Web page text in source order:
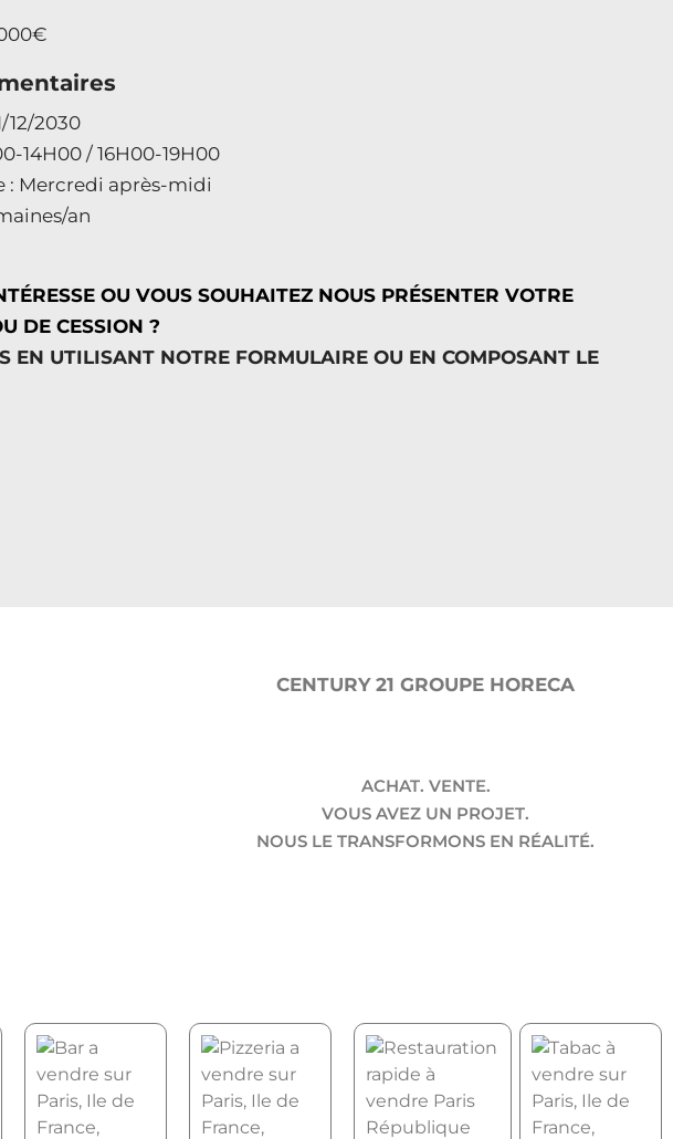
12/2030
14H00 / 16H00-19H00
: Mercredi après-midi
an
OU VOUS SOUHAITEZ NOUS PRÉSENTER VOTRE
DE CESSION ?
EN UTILISANT NOTRE FORMULAIRE OU EN COMPOSANT LE
CENTURY 21 GROUPE HORECA
ACHAT. VENTE.
VOUS AVEZ UN PROJET.
NOUS LE TRANSFORMONS EN RÉALITÉ.